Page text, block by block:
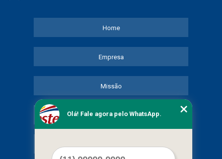
Home
Empresa
Missão
Serviços
Olá! Fale agora pelo WhatsApp.